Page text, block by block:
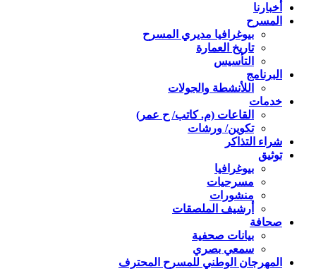
أخبارنا
المسرح
بيوغرافيا مديري المسرح
تاريخ العمارة
التأسيس
البرنامج
اللأنشطة والجولات
خدمات
القاعات (م. كاتب/ ح عمر)
تكوين/ ورشات
شراء التذاكر
توثيق
بيوغرافيا
مسرحيات
منشورات
أرشيف الملصقات
صحافة
بيانات صحفية
سمعي بصري
المهرجان الوطني للمسرح المحترف